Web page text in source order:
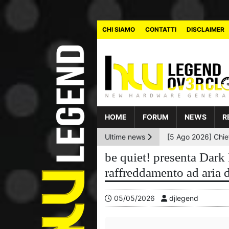
CHI SIAMO CONTATTI DISCLAIMER
HOME FORUM NEWS
Ultime news
be quiet! presenta
raffreddamento ad aria
05/05/2026 djlegend